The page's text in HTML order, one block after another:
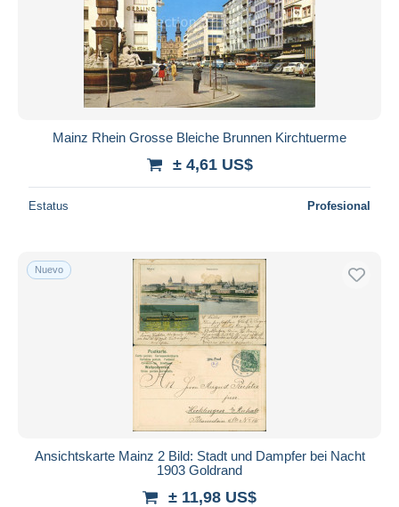
Mainz Rhein Grosse Bleiche Brunnen Kirchtuerme
± 4,61 US$
Estatus Profesional
Nuevo
Ansichtskarte Mainz 2 Bild: Stadt und Dampfer bei Nacht
1903 Goldrand
± 11,98 US$